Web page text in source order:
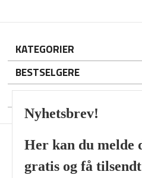
KATEGORIER
BESTSELGERE
DIN KONTO
Nyhetsbrev!
Her kan du melde
gratis og få